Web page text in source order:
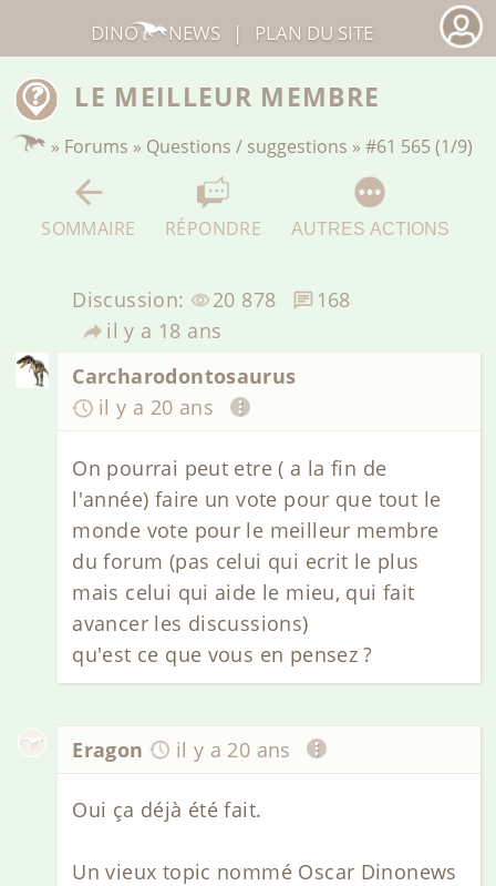
LE MEILLEUR MEMBRE
» Forums » Questions / suggestions »#61 565 (1/9)
SOMMAIRE RÉPONDRE AUTRES ACTIONS
Discussion: 20 878
168
il y a 18 ans
Carcharodontosaurus
il y a 20 ans
On pourrai peut etre ( a la fin de
l'année) faire un vote pour que tout le
monde vote pour le meilleur membre
du forum (pas celui qui ecrit le plus
mais celui qui aide le mieu, qui fait
avancer les discussions)
qu'est ce que vous en pensez ?
Eragon il y a 20 ans
Oui ça déjà été fait.
Un vieux topic nommé Oscar Dinonews
DINO NEWS | PLAN DU SITE